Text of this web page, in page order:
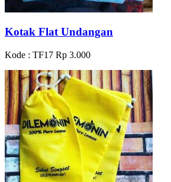
Kotak Flat Undangan
Kode : TF17 Rp 3.000